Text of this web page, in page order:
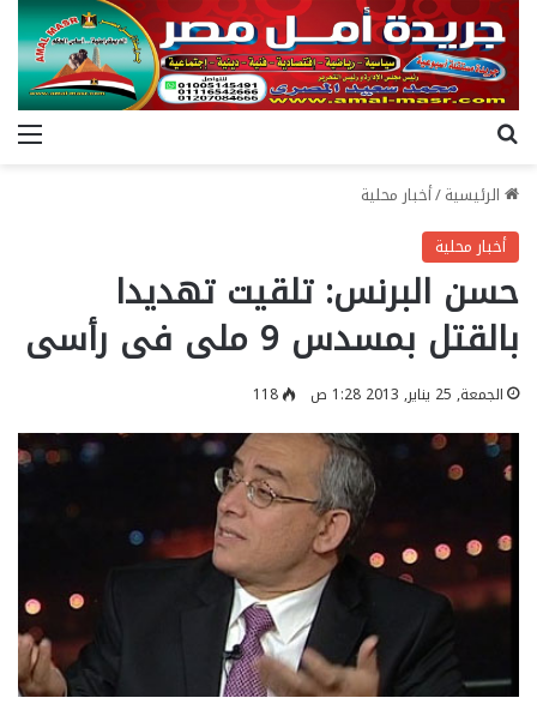
الرئيسية/أخبار محلية
أخبار محلية
حسن البرنس: تلقيت تهديدا
بالقتل بمسدس 9 ملى فى رأسى
الجمعة, 25 يناير, 2013 1:28 ص 118